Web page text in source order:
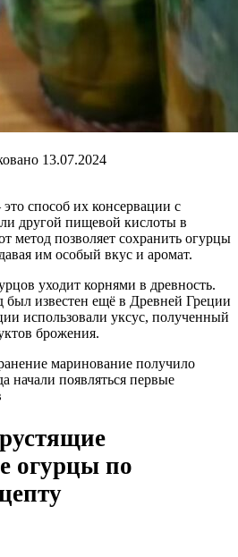
13.07.2024
способ их консервации с
другой пищевой кислоты в
метод позволяет сохранить огурцы
им особый вкус и аромат.
уходит корнями в древность.
был известен ещё в Древней Греции
использовали уксус, полученный
брожения.
маринование получило
начали появляться первые
огурцы по